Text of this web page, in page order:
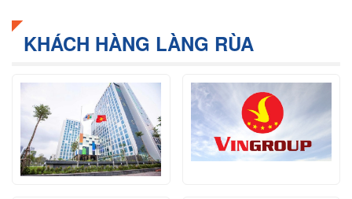
KHÁCH HÀNG LÀNG RÙA